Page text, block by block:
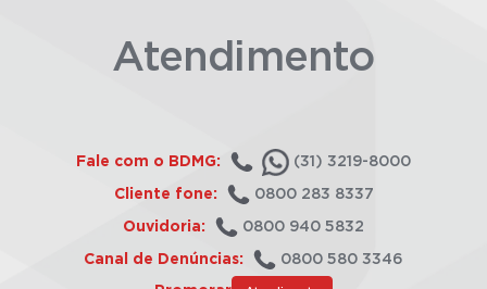
Atendimento
Fale com o BDMG: (31) 3219-8000
Cliente fone: 0800 283 8337
Ouvidoria: 0800 940 5832
Canal de Denúncias: 0800 580 3346